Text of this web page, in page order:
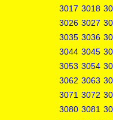
3017 3018
3026 3027
3035 3036
3044 3045
3053 3054
3062 3063
3071 3072
3080 3081